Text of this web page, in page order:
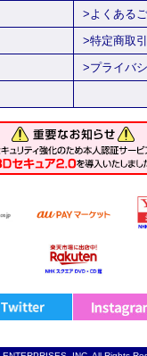
>よくある
>特定商取
>プライバ